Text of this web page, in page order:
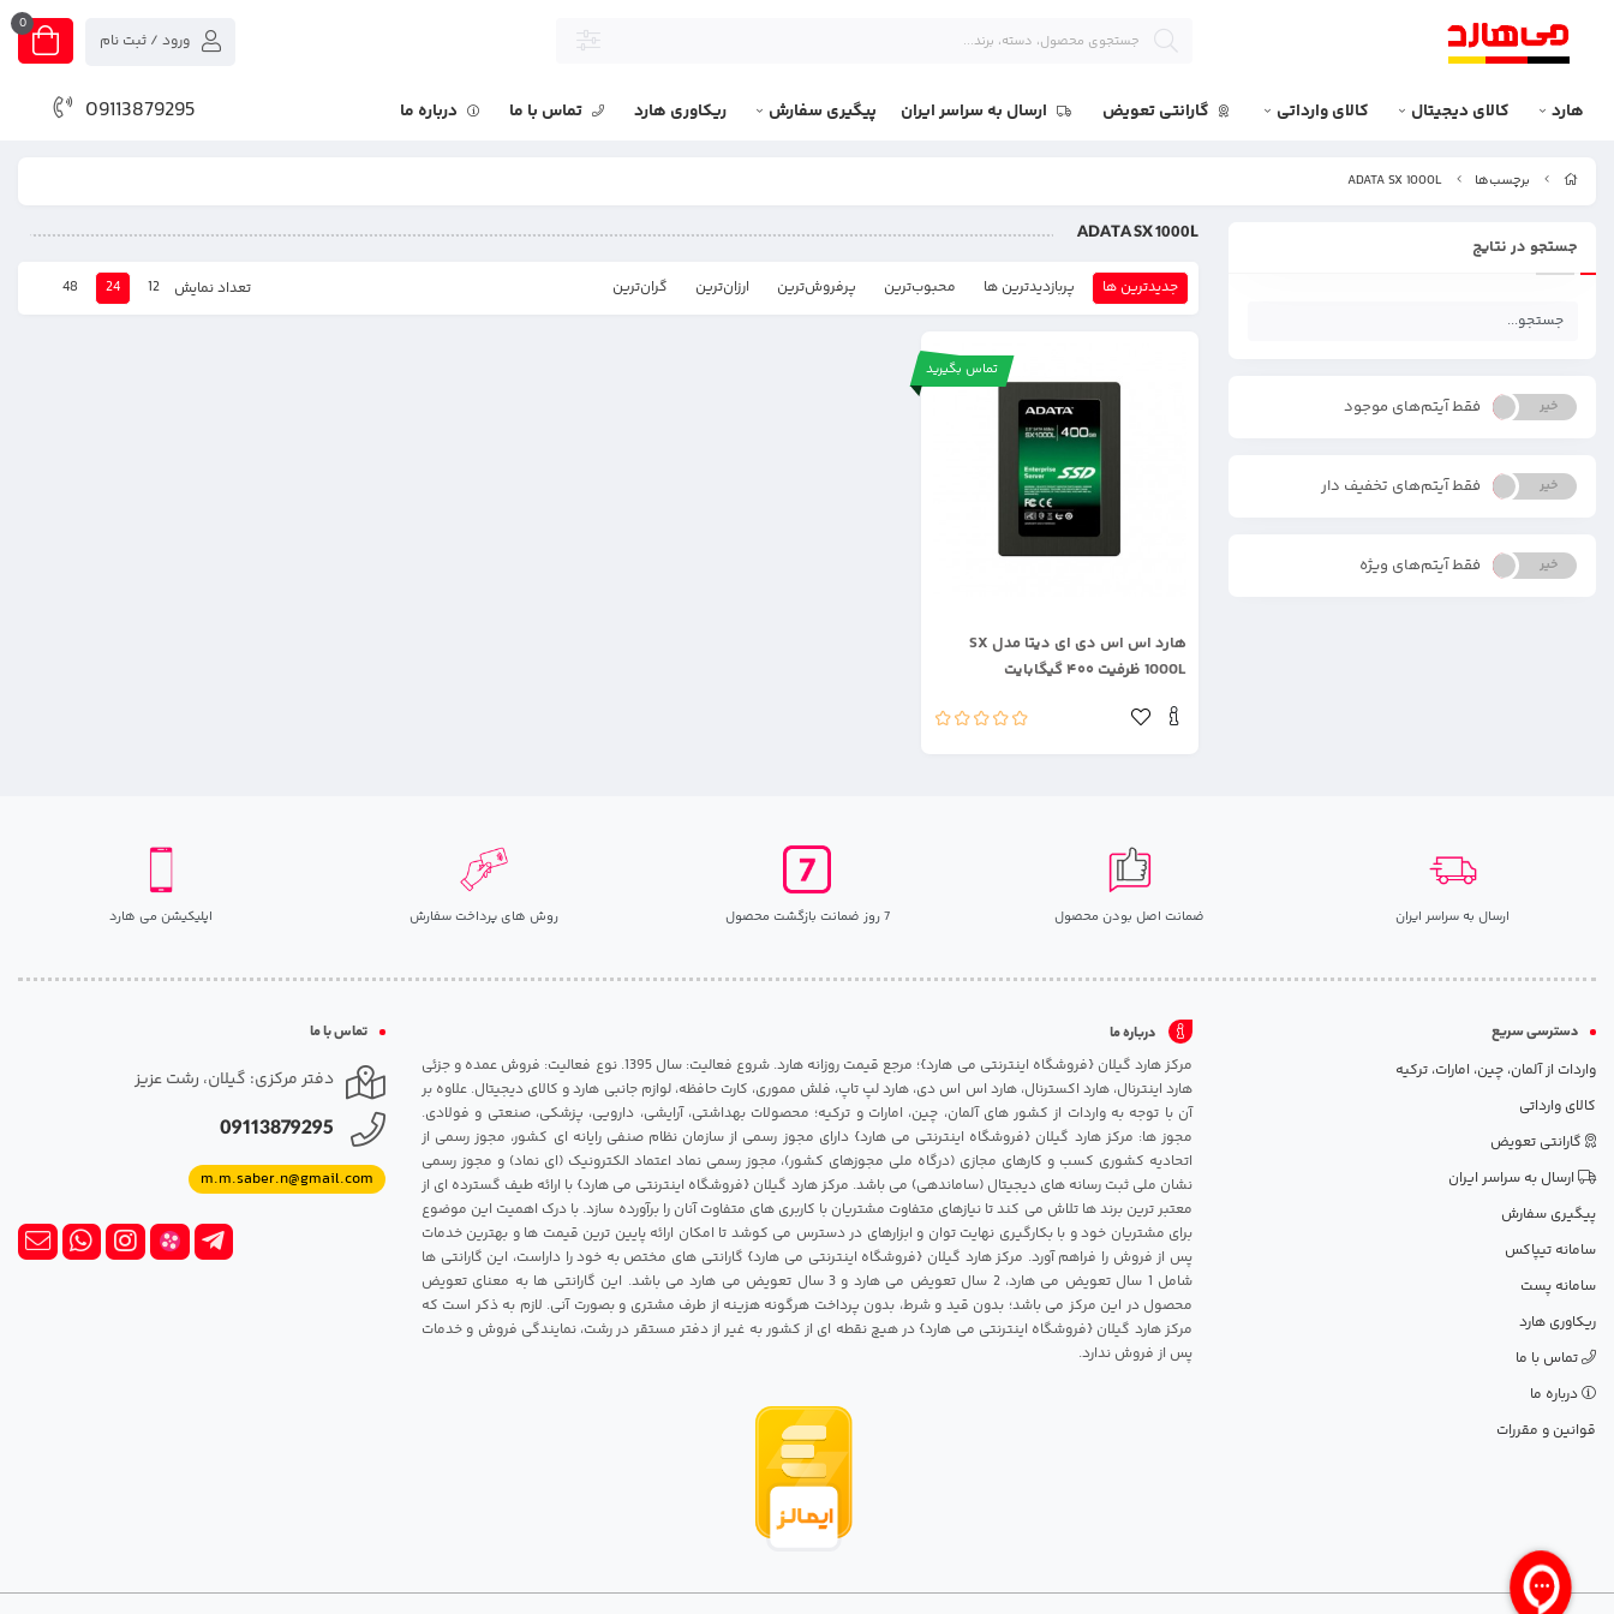
0
ورود / ثبت نام
هارد کالای دیجیتال کالای وارداتی گارانتی تعویض ارسال به سراسر ایران پیگیری سفارش ریکاوری هارد تماس با ما درباره ما 09113879295
برچسب‌ها ADATA SX 1000L
جستجو در نتایج
بله خیر فقط آیتم‌های موجود
بله خیر فقط آیتم‌های تخفیف دار
بله خیر فقط آیتم‌های ویژه
ADATA SX 1000L
جدیدترین ها پربازدیدترین ها محبوب‌‌ترین پرفروش‌ترین ارزان‌ترین گران‌ترین تعداد نمایش 12
24
48
تماس بگیرید
هارد اس اس دی ای دیتا مدل SX
1000L ظرفیت ۴۰۰ گیگابایت
ارسال به سراسر ایران ضمانت اصل بودن محصول 7 روز ضمانت بازگشت محصول روش های پرداخت سفارش اپلیکیشن می هارد
دسترسی سریع
واردات از آلمان، چین، امارات، ترکیه
کالای وارداتی
گارانتی تعویض
ارسال به سراسر ایران
پیگیری سفارش
سامانه تیپاکس
سامانه پست
ریکاوری هارد
تماس با ما
درباره ما
قوانین و مقررات
درباره ما
مرکز هارد گیلان {فروشگاه اینترنتی می هارد}؛ مرجع قیمت روزانه هارد. شروع فعالیت: سال 1395. نوع فعالیت: فروش عمده و جزئی
هارد اینترنال، هارد اکسترنال، هارد اس اس دی، هارد لپ تاپ، فلش مموری، کارت حافظه، لوازم جانبی هارد و کالای دیجیتال. علاوه بر
آن با توجه به واردات از کشور های آلمان، چین، امارات و ترکیه؛ محصولات بهداشتی، آرایشی، دارویی، پزشکی، صنعتی و فولادی.
مجوز ها: مرکز هارد گیلان {فروشگاه اینترنتی می هارد} دارای مجوز رسمی از سازمان نظام صنفی رایانه ای کشور، مجوز رسمی از
اتحادیه کشوری کسب و کارهای مجازی (درگاه ملی مجوزهای کشور)، مجوز رسمی نماد اعتماد الکترونیک (ای نماد) و مجوز رسمی
نشان ملی ثبت رسانه های دیجیتال (ساماندهی) می باشد. مرکز هارد گیلان {فروشگاه اینترنتی می هارد} با ارائه طیف گسترده ای از
معتبر ترین برند ها تلاش می کند تا نیازهای متفاوت مشتریان با کاربری های متفاوت آنان را برآورده سازد. با درک اهمیت این موضوع
برای مشتریان خود و با بکارگیری نهایت توان و ابزارهای در دسترس می کوشد تا امکان ارائه پایین ترین قیمت ها و بهترین خدمات
پس از فروش را فراهم آورد. مرکز هارد گیلان {فروشگاه اینترنتی می هارد} گارانتی های مختص به خود را داراست، این گارانتی ها
شامل 1 سال تعویض می هارد، 2 سال تعویض می هارد و 3 سال تعویض می هارد می باشد. این گارانتی ها به معنای تعویض
محصول در این مرکز می باشد؛ بدون قید و شرط، بدون پرداخت هرگونه هزینه از طرف مشتری و بصورت آنی. لازم به ذکر است که
مرکز هارد گیلان {فروشگاه اینترنتی می هارد} در هیچ نقطه ای از کشور به غیر از دفتر مستقر در رشت، نمایندگی فروش و خدمات
پس از فروش ندارد.
تماس با ما
دفتر مرکزی: گیلان، رشت عزیز
09113879295
m.m.saber.n@gmail.com